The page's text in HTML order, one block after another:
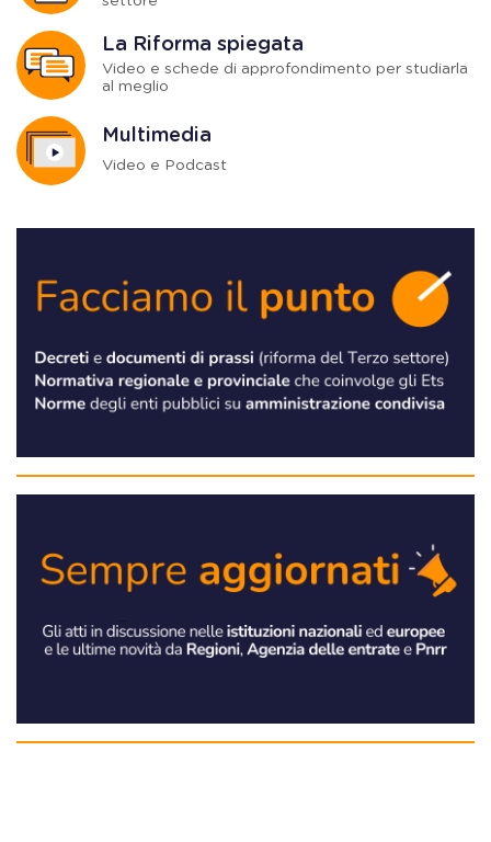
La Riforma spiegata
Video e schede di approfondimento per studiarla
al meglio
Multimedia
Video e Podcast